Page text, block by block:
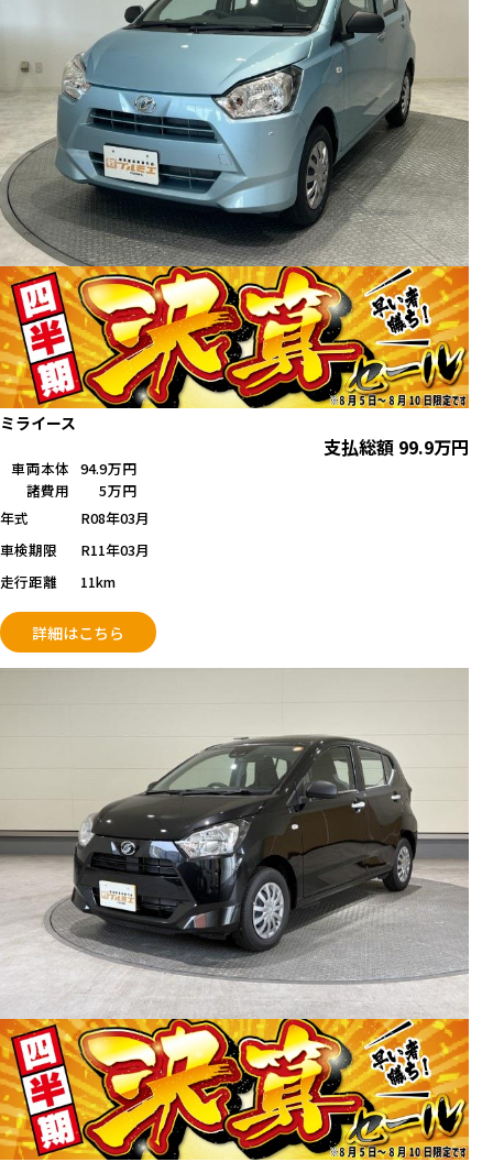
ミライース
支払総額 99.9万円
車両本体 94.9万円
諸費用
5万円
年式
R08年03月
車検期限
R11年03月
走行距離
11km
詳細はこちら